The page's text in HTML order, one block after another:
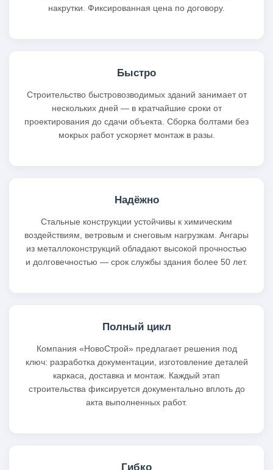
накрутки. Фиксированная цена по договору.
Быстро
Строительство быстровозводимых зданий занимает от
нескольких дней — в кратчайшие сроки от
проектирования до сдачи объекта. Сборка болтами без
мокрых работ ускоряет монтаж в разы.
Надёжно
Стальные конструкции устойчивы к химическим
воздействиям, ветровым и снеговым нагрузкам. Ангары
из металлоконструкций обладают высокой прочностью
и долговечностью — срок службы здания более 50 лет.
Полный цикл
Компания «НовоСтрой» предлагает решения под
ключ: разработка документации, изготовление деталей
каркаса, доставка и монтаж. Каждый этап
строительства фиксируется документально вплоть до
акта выполненных работ.
Гибко